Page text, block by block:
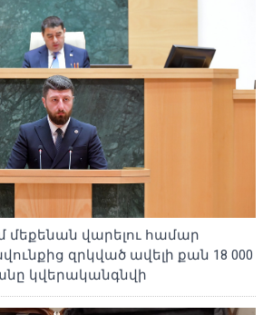
մեքենան վարելու համար
զրկված ավելի քան 18 000
կվերականգնվի